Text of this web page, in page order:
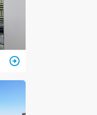
arrow_circle_right